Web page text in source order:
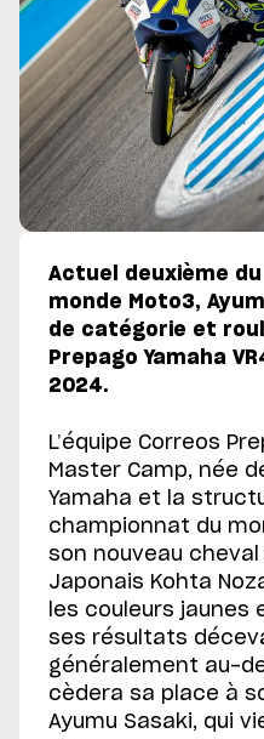
Actuel deuxième
monde Moto3,
de catégorie et
Prepago Yamaha
2024.
L’équipe Correos
Master Camp, née
Yamaha et la
championnat du
son nouveau cheval
Japonais Kohta
les couleurs jaunes
ses résultats
généralement au-
cèdera sa place à
Ayumu Sasaki, qui